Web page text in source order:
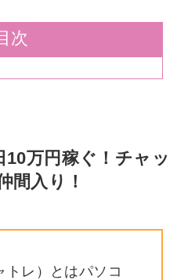
次
万円稼ぐ！チャッ
間入り！
トレ）とはパソコ